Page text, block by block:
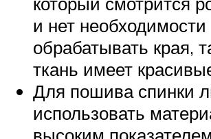
и нет необходимости
обрабатывать края,
ткань имеет
Для пошива спинки
использовать